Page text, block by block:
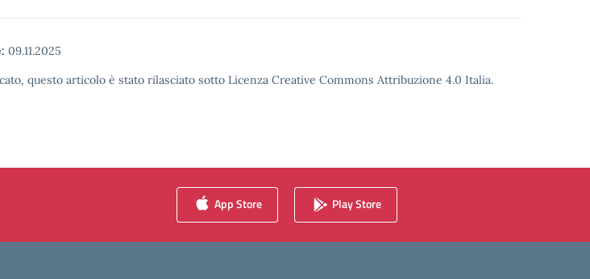
09.11.2025
questo articolo è stato rilasciato sotto Licenza Creative Commons Attribuzione 4.0 Italia.
App Store Play Store